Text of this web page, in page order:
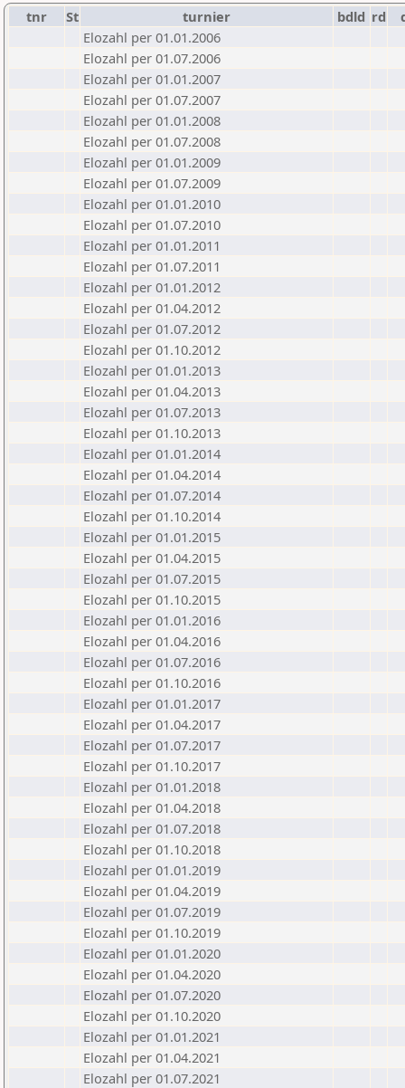
tnr St turnier bdld rd
Elozahl per 01.01.2006
Elozahl per 01.07.2006
Elozahl per 01.01.2007
Elozahl per 01.07.2007
Elozahl per 01.01.2008
Elozahl per 01.07.2008
Elozahl per 01.01.2009
Elozahl per 01.07.2009
Elozahl per 01.01.2010
Elozahl per 01.07.2010
Elozahl per 01.01.2011
Elozahl per 01.07.2011
Elozahl per 01.01.2012
Elozahl per 01.04.2012
Elozahl per 01.07.2012
Elozahl per 01.10.2012
Elozahl per 01.01.2013
Elozahl per 01.04.2013
Elozahl per 01.07.2013
Elozahl per 01.10.2013
Elozahl per 01.01.2014
Elozahl per 01.04.2014
Elozahl per 01.07.2014
Elozahl per 01.10.2014
Elozahl per 01.01.2015
Elozahl per 01.04.2015
Elozahl per 01.07.2015
Elozahl per 01.10.2015
Elozahl per 01.01.2016
Elozahl per 01.04.2016
Elozahl per 01.07.2016
Elozahl per 01.10.2016
Elozahl per 01.01.2017
Elozahl per 01.04.2017
Elozahl per 01.07.2017
Elozahl per 01.10.2017
Elozahl per 01.01.2018
Elozahl per 01.04.2018
Elozahl per 01.07.2018
Elozahl per 01.10.2018
Elozahl per 01.01.2019
Elozahl per 01.04.2019
Elozahl per 01.07.2019
Elozahl per 01.10.2019
Elozahl per 01.01.2020
Elozahl per 01.04.2020
Elozahl per 01.07.2020
Elozahl per 01.10.2020
Elozahl per 01.01.2021
Elozahl per 01.04.2021
Elozahl per 01.07.2021